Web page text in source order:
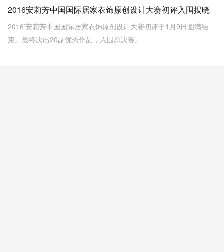
2016安莉芳中国国际居家衣饰原创设计大赛初评入围揭晓
2016’安莉芳中国国际居家衣饰原创设计大赛初评于1月9日圆满结
束。最终决出20副优秀作品，入围总决赛。